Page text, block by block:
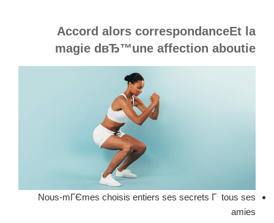
Accord alors correspondanceEt la
magie dвЂ™une affection aboutie
Nous-mГЄmes choisis entiers ses secrets Г tous ses
amies